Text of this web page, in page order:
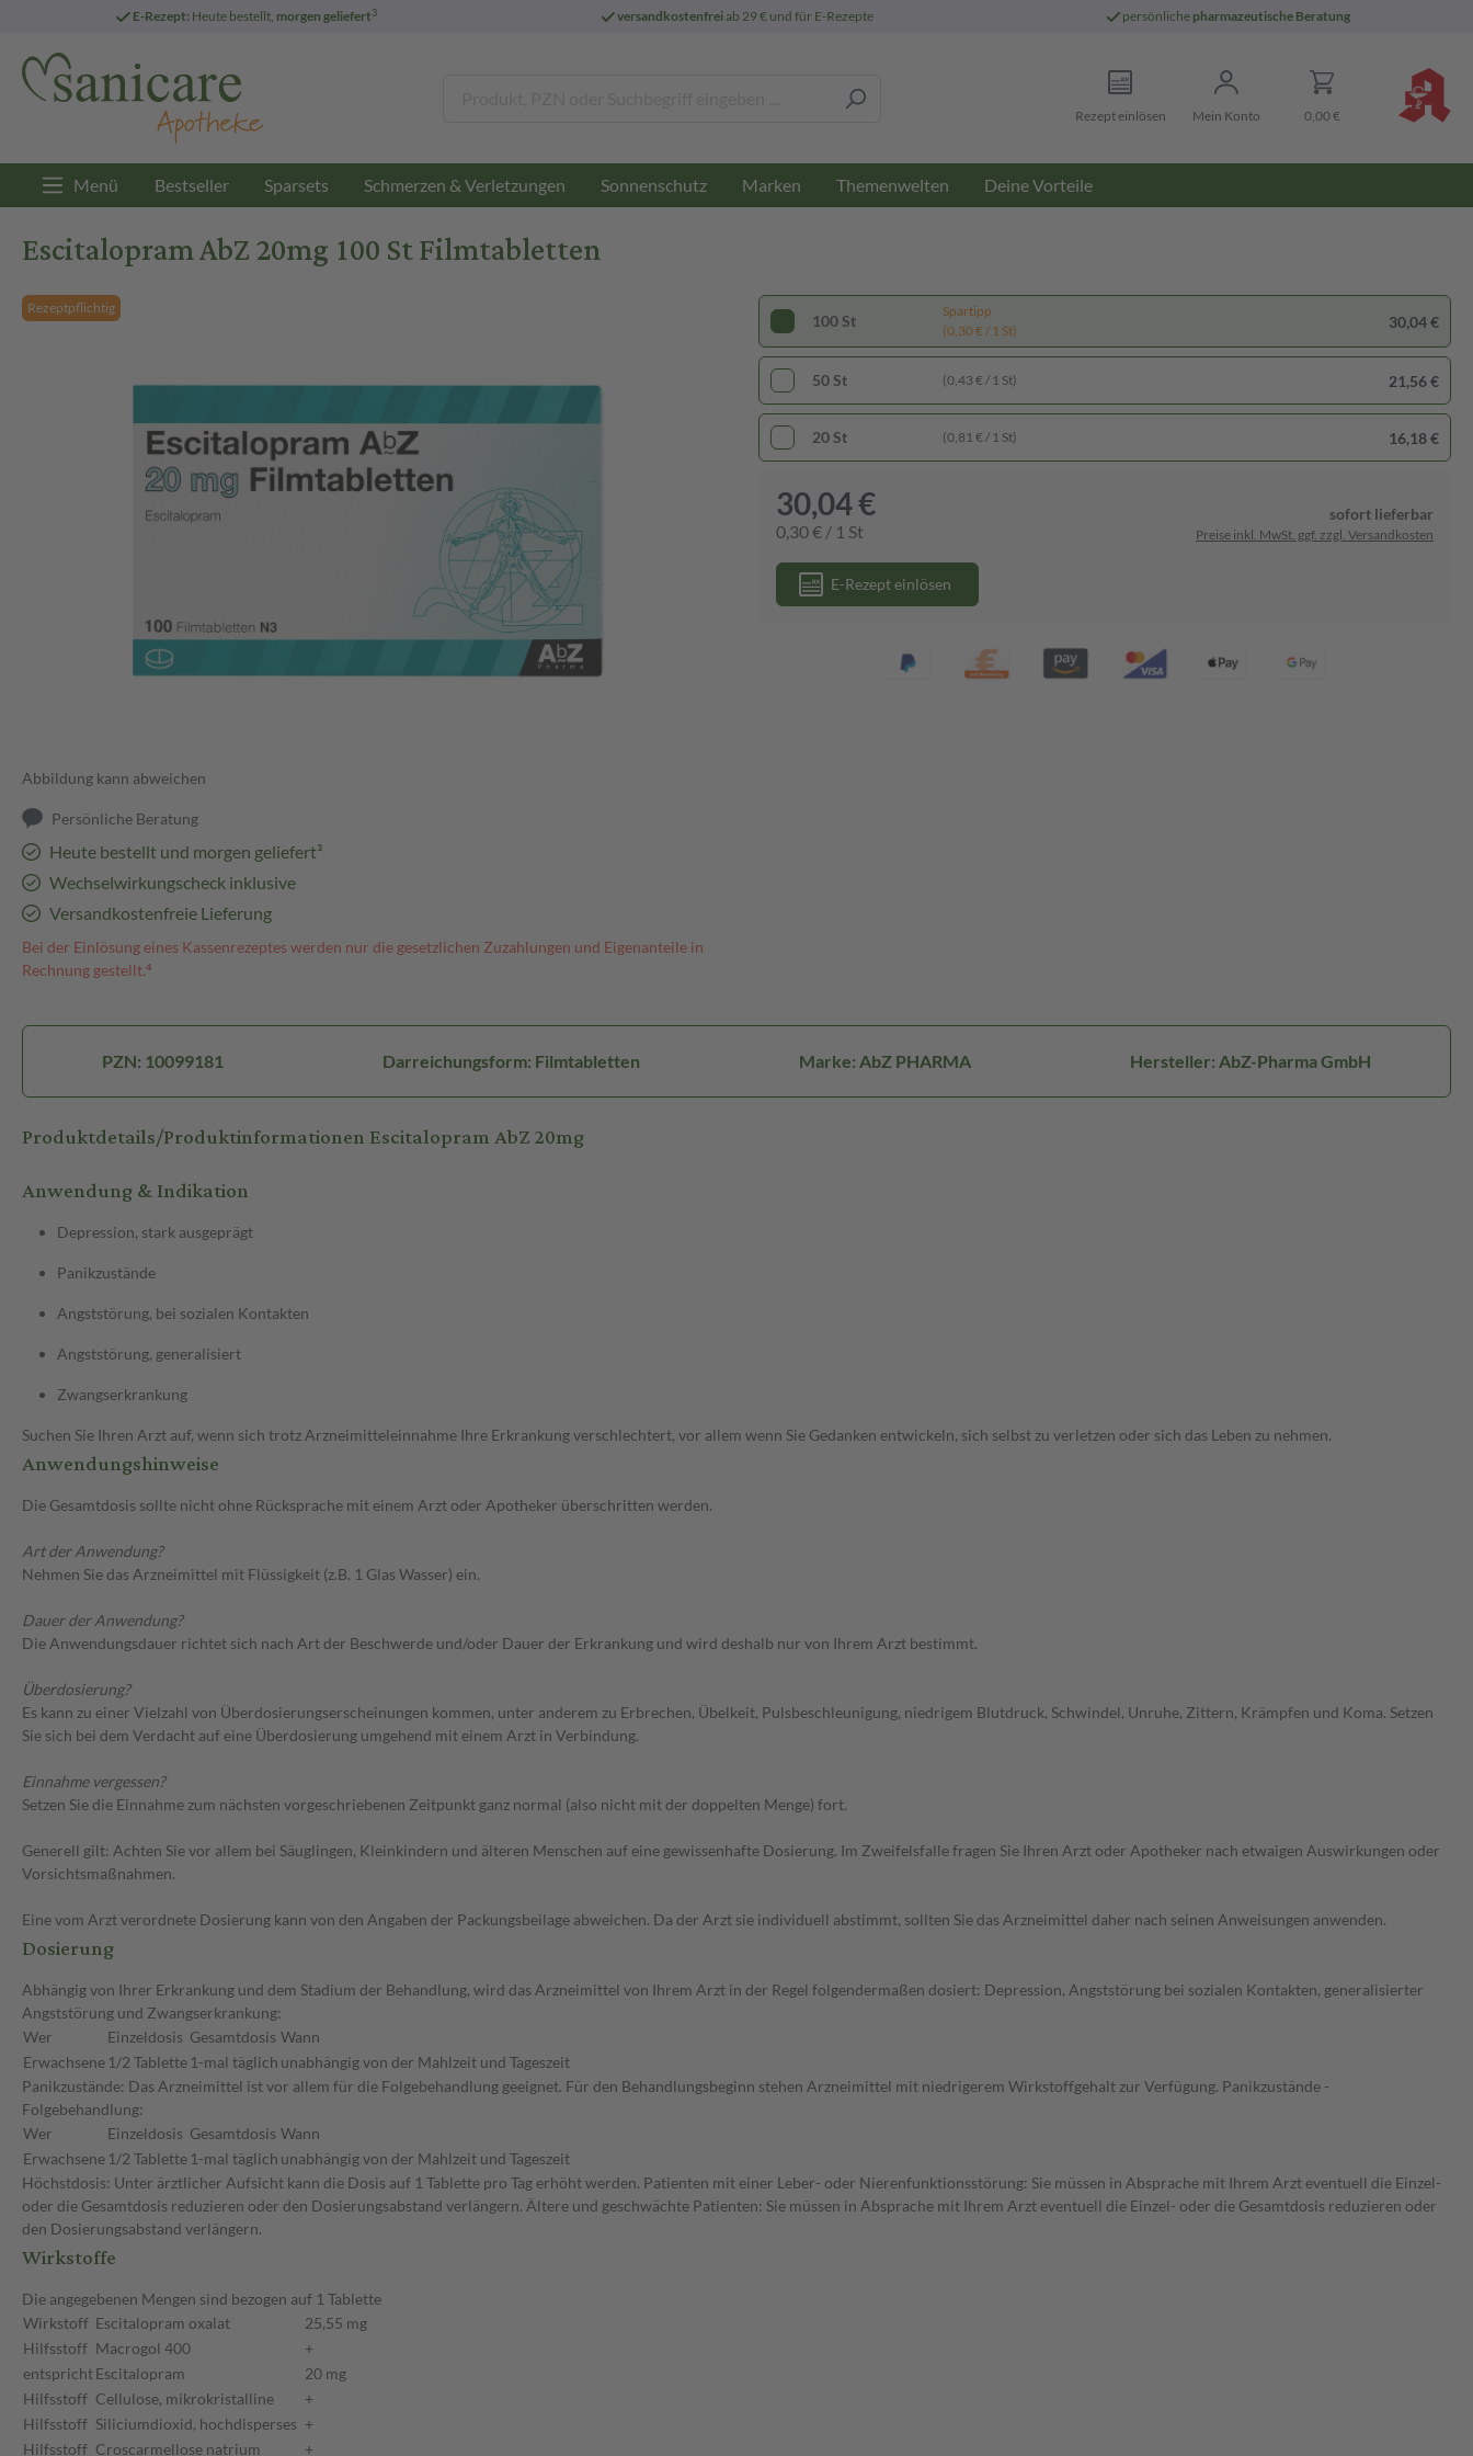
E-Rezept: Heute bestellt, morgen geliefert3 versandkostenfreiab 29 € und für E-Rezepte persönliche pharmazeutische Beratung
Rezept einlösen Mein Konto 0,00 €
Menü Bestseller Sparsets Schmerzen & Verletzungen Sonnenschutz Marken Themenwelten Deine Vorteile
Escitalopram AbZ 20mg 100 St Filmtabletten
Rezeptpflichtig
Abbildung kann abweichen
Persönliche Beratung
Heute bestellt und morgen geliefert³
Wechselwirkungscheck inklusive
Versandkostenfreie Lieferung
Bei der Einlösung eines Kassenrezeptes werden nur die gesetzlichen Zuzahlungen und Eigenanteile in
Rechnung gestellt.⁴
100 St
Spartipp
(0,30 € / 1 St)
30,04 €
50 St (0,43 € / 1 St) 21,56 €
20 St (0,81 € / 1 St) 16,18 €
30,04 €
0,30 € / 1 St
sofort lieferbar
Preise inkl. MwSt. ggf. zzgl. Versandkosten
E-Rezept einlösen
PZN: 10099181 Darreichungsform: Filmtabletten Marke: AbZ PHARMA Hersteller: AbZ-Pharma GmbH
Produktdetails/Produktinformationen Escitalopram AbZ 20mg
Anwendung & Indikation
Depression, stark ausgeprägt
Panikzustände
Angststörung, bei sozialen Kontakten
Angststörung, generalisiert
Zwangserkrankung
Suchen Sie Ihren Arzt auf, wenn sich trotz Arzneimitteleinnahme Ihre Erkrankung verschlechtert, vor allem wenn Sie Gedanken entwickeln, sich selbst zu verletzen oder sich das Leben zu nehmen.
Anwendungshinweise
Die Gesamtdosis sollte nicht ohne Rücksprache mit einem Arzt oder Apotheker überschritten werden.
Art der Anwendung?
Nehmen Sie das Arzneimittel mit Flüssigkeit (z.B. 1 Glas Wasser) ein.
Dauer der Anwendung?
Die Anwendungsdauer richtet sich nach Art der Beschwerde und/oder Dauer der Erkrankung und wird deshalb nur von Ihrem Arzt bestimmt.
Überdosierung?
Es kann zu einer Vielzahl von Überdosierungserscheinungen kommen, unter anderem zu Erbrechen, Übelkeit, Pulsbeschleunigung, niedrigem Blutdruck, Schwindel, Unruhe, Zittern, Krämpfen und Koma. Setzen
Sie sich bei dem Verdacht auf eine Überdosierung umgehend mit einem Arzt in Verbindung.
Einnahme vergessen?
Setzen Sie die Einnahme zum nächsten vorgeschriebenen Zeitpunkt ganz normal (also nicht mit der doppelten Menge) fort.
Generell gilt: Achten Sie vor allem bei Säuglingen, Kleinkindern und älteren Menschen auf eine gewissenhafte Dosierung. Im Zweifelsfalle fragen Sie Ihren Arzt oder Apotheker nach etwaigen Auswirkungen oder
Vorsichtsmaßnahmen.
Eine vom Arzt verordnete Dosierung kann von den Angaben der Packungsbeilage abweichen. Da der Arzt sie individuell abstimmt, sollten Sie das Arzneimittel daher nach seinen Anweisungen anwenden.
Dosierung
Abhängig von Ihrer Erkrankung und dem Stadium der Behandlung, wird das Arzneimittel von Ihrem Arzt in der Regel folgendermaßen dosiert: Depression, Angststörung bei sozialen Kontakten, generalisierter
Angststörung und Zwangserkrankung:
Wer
Einzeldosis Gesamtdosis Wann
Erwachsene 1/2 Tablette 1-mal täglich unabhängig von der Mahlzeit und Tageszeit
Panikzustände: Das Arzneimittel ist vor allem für die Folgebehandlung geeignet. Für den Behandlungsbeginn stehen Arzneimittel mit niedrigerem Wirkstoffgehalt zur Verfügung. Panikzustände -
Folgebehandlung:
Wer
Einzeldosis Gesamtdosis Wann
Erwachsene 1/2 Tablette 1-mal täglich unabhängig von der Mahlzeit und Tageszeit
Höchstdosis: Unter ärztlicher Aufsicht kann die Dosis auf 1 Tablette pro Tag erhöht werden. Patienten mit einer Leber- oder Nierenfunktionsstörung: Sie müssen in Absprache mit Ihrem Arzt eventuell die Einzel-
oder die Gesamtdosis reduzieren oder den Dosierungsabstand verlängern. Ältere und geschwächte Patienten: Sie müssen in Absprache mit Ihrem Arzt eventuell die Einzel- oder die Gesamtdosis reduzieren oder
den Dosierungsabstand verlängern.
Wirkstoffe
Die angegebenen Mengen sind bezogen auf 1 Tablette
Wirkstoff Escitalopram oxalat
25,55 mg
Hilfsstoff Macrogol 400
+
entsprichtEscitalopram
20 mg
Hilfsstoff Cellulose, mikrokristalline
+
Hilfsstoff Siliciumdioxid, hochdisperses +
Hilfsstoff Croscarmellose natrium
+